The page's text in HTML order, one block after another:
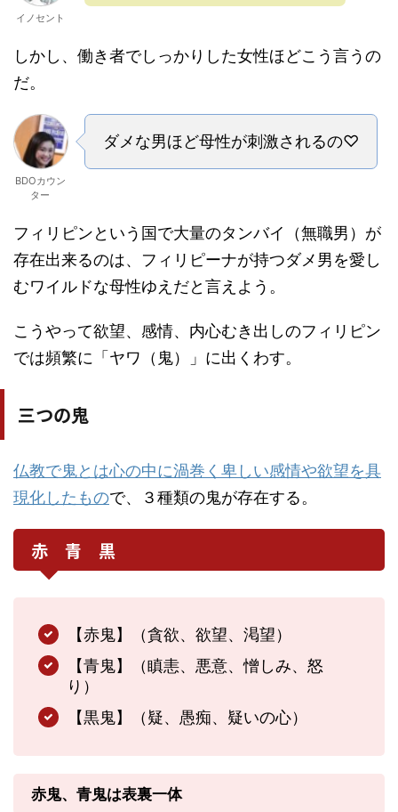
イノセント
しかし、働き者でしっかりした女性ほどこう言うの
だ。
BDOカウン
ター
ダメな男ほど母性が刺激されるの♡
フィリピンという国で大量のタンバイ（無職男）が
存在出来るのは、フィリピーナが持つダメ男を愛し
むワイルドな母性ゆえだと言えよう。
こうやって欲望、感情、内心むき出しのフィリピン
では頻繁に「ヤワ（鬼）」に出くわす。
三つの鬼
仏教で鬼とは心の中に渦巻く卑しい感情や欲望を具
現化したもので、３種類の鬼が存在する。
赤 青 黒
【赤鬼】（貪欲、欲望、渇望）
【青鬼】（瞋恚、悪意、憎しみ、怒
り）
【黒鬼】（疑、愚痴、疑いの心）
赤鬼、青鬼は表裏一体